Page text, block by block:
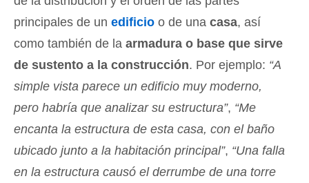
principales de un edificio o de una casa, así
como también de la armadura o base que sirve
de sustento a la construcción. Por ejemplo: “A
simple vista parece un edificio muy moderno,
pero habría que analizar su estructura”, “Me
encanta la estructura de esta casa, con el baño
ubicado junto a la habitación principal”, “Una falla
en la estructura causó el derrumbe de una torre